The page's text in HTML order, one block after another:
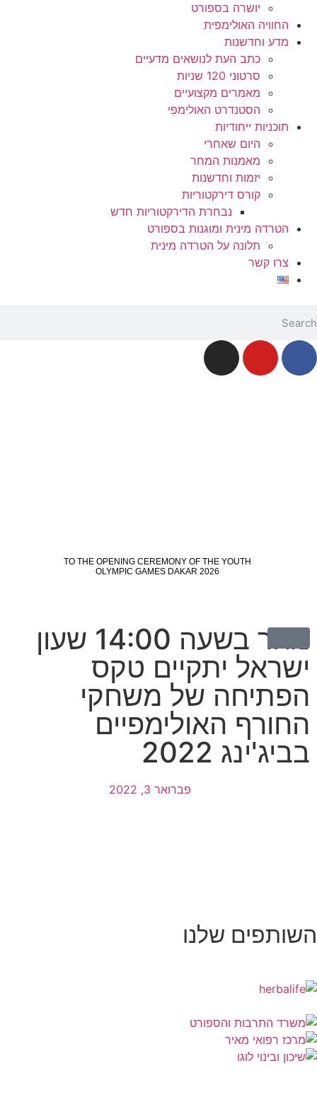
יושרה בספורט
החוויה האולימפית
מדע וחדשנות
כתב העת לנושאים מדעיים
סרטוני 120 שניות
מאמרים מקצועיים
הסטנדרט האולימפי
תוכניות ייחודיות
היום שאחרי
מאמנות המחר
יזמות וחדשנות
קורס דירקטוריות
נבחרת הדירקטוריות חדש
הטרדה מינית ומוגנות בספורט
תלונה על הטרדה מינית
צרו קשר
מחר בשעה 14:00 שעון
ישראל יתקיים טקס
הפתיחה של משחקי
החורף האולימפיים
בביג'ינג 2022
פברואר 3, 2022
השותפים שלנו